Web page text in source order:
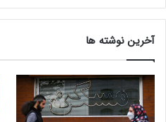
آخرین نوشته ها